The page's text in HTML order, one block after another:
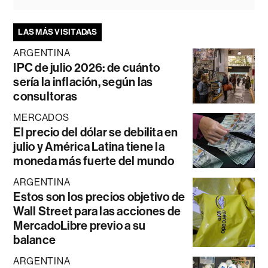
LAS MÁS VISITADAS
ARGENTINA
IPC de julio 2026: de cuánto
sería la inflación, según las
consultoras
MERCADOS
El precio del dólar se debilita en
julio y América Latina tiene la
moneda más fuerte del mundo
ARGENTINA
Estos son los precios objetivo de
Wall Street para las acciones de
MercadoLibre previo a su
balance
ARGENTINA